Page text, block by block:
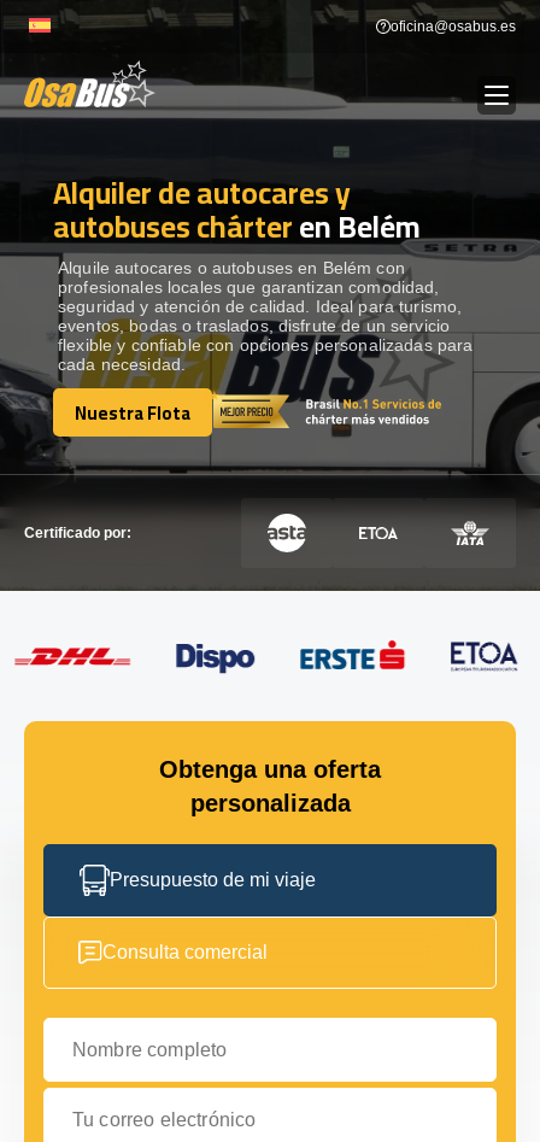
to
oficina@osabus.es
ALQUILER DE AUTOCARES
DESTINOS Show dropdown
RECORRIDAS Show dropdown
FLOTA
Alquiler de autocares y
autobuses chárteren Belém
Alquile autocares o autobuses en Belém con
profesionales locales que garantizan comodidad,
seguridad y atención de calidad. Ideal para turismo,
eventos, bodas o traslados, disfrute de un servicio
flexible y confiable con opciones personalizadas para
cada necesidad.
Nuestra Flota
Nuestra Flota
Certificado por:
Obtenga una oferta
personalizada
Presupuesto de mi viaje
Consulta comercial
Nombre completo
Tu correo electrónico